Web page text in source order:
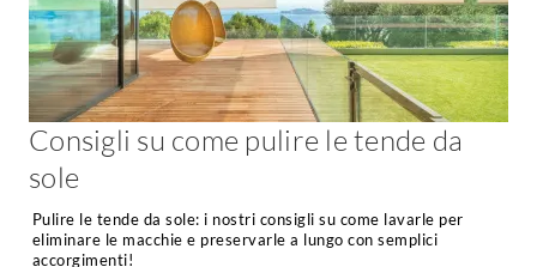
Cappe
Lavastoviglie
Lavatrici
Asciugatrici
Casalinghi
Faretti
Applique
Plafoniere
Riscaldamento
Stufe
Consigli su come pulire le tende da
sole
Pulire le tende da sole: i nostri consigli su come lavarle per
eliminare le macchie e preservarle a lungo con semplici
accorgimenti!